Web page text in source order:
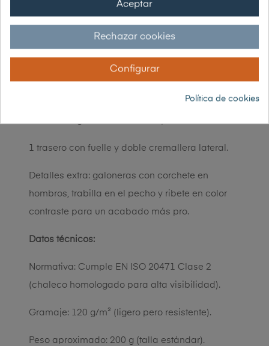
para brillar con luz directa.
Bolsillos a tope:
1 en el pecho tipo plastón con corchete.
1 trasero con fuelle y doble cremallera lateral.
Detalles extra: galoneras con corchete en
hombros, trabilla en el pecho y ribete en color
contraste para un acabado más pro.
Datos técnicos:
Normativa: Cumple EN ISO 20471 Clase 2
(chaleco homologado para alta visibilidad).
Gramaje: 120 g/m² (ligero pero resistente).
Peso aproximado: 200 g (talla estándar).
Aceptar
Rechazar cookies
Configurar
Política de cookies